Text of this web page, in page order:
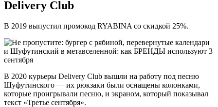
Delivery Club
В 2019 выпустил промокод RYABINA со скидкой 25%.
В 2020 курьеры Delivery Club вышли на работу под песню
Шуфутинского — их рюкзаки были оснащены колонками,
которые проигрывали песню, и экраном, который показывал
текст «Третье сентября».